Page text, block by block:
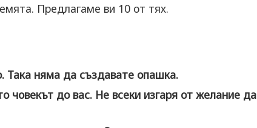
Предлагаме ви 10 от тях.
Така няма да създавате опашка.
човекът до вас. Не всеки изгаря от желание да